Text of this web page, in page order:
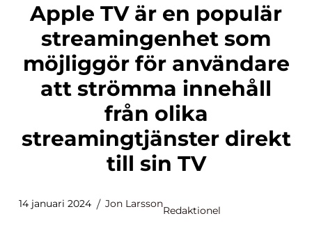
Apple TV är en populär
streamingenhet som
möjliggör för användare
att strömma innehåll
från olika
streamingtjänster direkt
till sin TV
14 januari 2024 Jon Larsson
Redaktionel